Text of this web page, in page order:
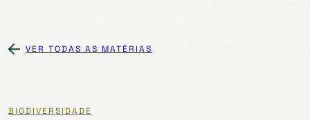
VER TODAS AS MATÉRIAS
BIODIVERSIDADE